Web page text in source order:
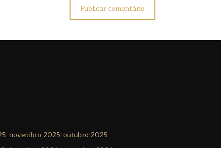
novembro 2025 outubro 2025